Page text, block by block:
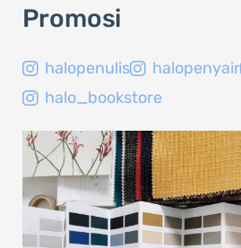
Promosi
halopenulis halopenyair
halo_bookstore